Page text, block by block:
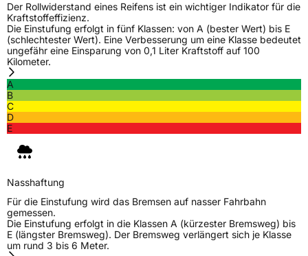
Der Rollwiderstand eines Reifens ist ein wichtiger Indikator für die
Kraftstoffeffizienz.
Die Einstufung erfolgt in fünf Klassen: von A (bester Wert) bis E
(schlechtester Wert). Eine Verbesserung um eine Klasse bedeutet
ungefähr eine Einsparung von 0,1 Liter Kraftstoff auf 100
Kilometer.
A
B
C
D
E
Nasshaftung
Für die Einstufung wird das Bremsen auf nasser Fahrbahn
gemessen.
Die Einstufung erfolgt in die Klassen A (kürzester Bremsweg) bis
E (längster Bremsweg). Der Bremsweg verlängert sich je Klasse
um rund 3 bis 6 Meter.